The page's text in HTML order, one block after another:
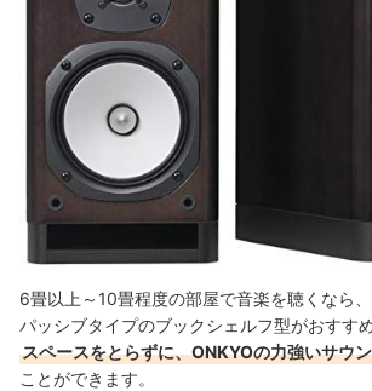
6畳以上～10畳程度の部屋で音楽を聴くなら
パッシブタイプのブックシェルフ型がおすす
スペースをとらずに、ONKYOの力強いサウ
ことができます。